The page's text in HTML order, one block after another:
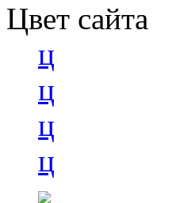
Цвет сайта
ц
ц
ц
ц